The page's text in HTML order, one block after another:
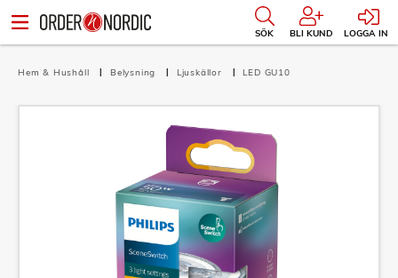
SÖK BLI KUND LOGGA IN
Hem & Hushåll Belysning Ljuskällor LED GU10